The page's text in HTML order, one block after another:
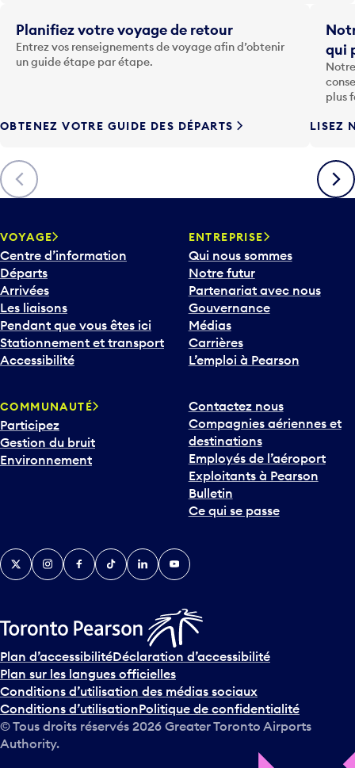
t
o
u
F
è
c
h
v
e
r
s
l
e
b
a
o
u
r
i
v
e
n
s
u
r
l
e
c
a
Précédent
Planifiez votre voyage de retour
Entrez vos renseignements de voyage afin d’obtenir
un guide étape par étape.
OBTENEZ VOTRE GUIDE DES DÉPARTS
qui
plus
LISEZ
VOYAGE
Centre d’information
Départs
Arrivées
Les liaisons
Pendant que vous êtes ici
Stationnement et transport
Accessibilité
ENTREPRISE
Qui nous sommes
Notre futur
Partenariat avec nous
Gouvernance
Médias
Carrières
L’emploi à Pearson
COMMUNAUTÉ
Participez
Gestion du bruit
Environnement
Contactez nous
Compagnies aériennes et
destinations
Employés de l’aéroport
Exploitants à Pearson
Bulletin
Ce qui se passe
TwitterInstagramFacebook
TikTokLinkedInYouTube
Plan d’accessibilitéDéclaration d’accessibilité
Plan sur les langues officielles
Conditions d’utilisation des médias sociaux
Conditions d’utilisationPolitique de confidentialité
© Tous droits réservés 2026 Greater Toronto Airports
Authority.